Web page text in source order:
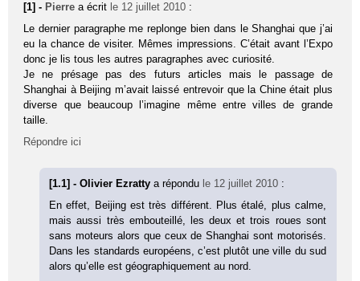
[1] - Pierre a écrit le 12 juillet 2010 :
Le dernier paragraphe me replonge bien dans le Shanghai que j’ai
eu la chance de visiter. Mêmes impressions. C’était avant l’Expo
donc je lis tous les autres paragraphes avec curiosité.
Je ne présage pas des futurs articles mais le passage de
Shanghai à Beijing m’avait laissé entrevoir que la Chine était plus
diverse que beaucoup l’imagine même entre villes de grande
taille.
Répondre ici
[1.1] - Olivier Ezrattya répondu le 12 juillet 2010 :
En effet, Beijing est très différent. Plus étalé, plus calme,
mais aussi très embouteillé, les deux et trois roues sont
sans moteurs alors que ceux de Shanghai sont motorisés.
Dans les standards européens, c’est plutôt une ville du sud
alors qu’elle est géographiquement au nord.